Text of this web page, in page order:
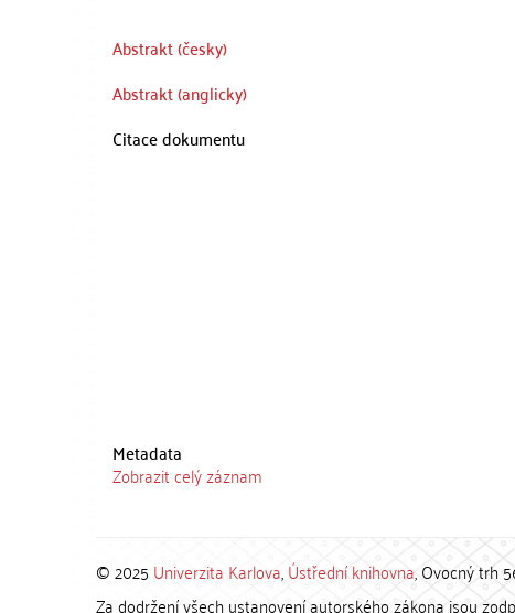
Abstrakt (česky)
Abstrakt (anglicky)
Citace dokumentu
Metadata
Zobrazit celý záznam
© 2025 Univerzita Karlova,Ústřední knihovna, Ovocný trh
Za dodržení všech ustanovení autorského zákona jsou